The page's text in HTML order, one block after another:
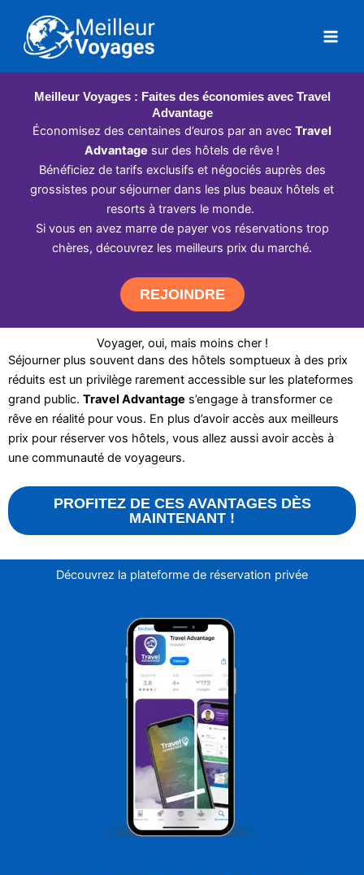
contenu
Meilleur Voyages : Faites des économies avec Travel
Advantage
Économisez des centaines d’euros par an avec Travel
Advantage sur des hôtels de rêve !
Bénéficiez de tarifs exclusifs et négociés auprès des
grossistes pour séjourner dans les plus beaux hôtels et
resorts à travers le monde.
Si vous en avez marre de payer vos réservations trop
chères, découvrez les meilleurs prix du marché.
REJOINDRE
Voyager, oui, mais moins cher !
Séjourner plus souvent dans des hôtels somptueux à des prix
réduits est un privilège rarement accessible sur les plateformes
grand public. Travel Advantage s’engage à transformer ce
rêve en réalité pour vous. En plus d’avoir accès aux meilleurs
prix pour réserver vos hôtels, vous allez aussi avoir accès à
une communauté de voyageurs.
PROFITEZ DE CES AVANTAGES DÈS
MAINTENANT !
Découvrez la plateforme de réservation privée